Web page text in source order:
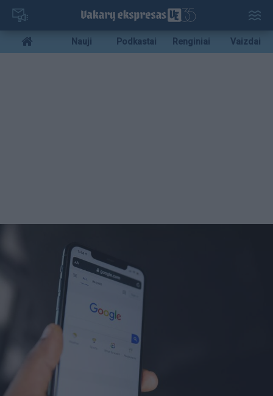
Pereiti
pagrindinį
turinį
Mobile
menu
Nauji Podkastai Renginiai Vaizdai